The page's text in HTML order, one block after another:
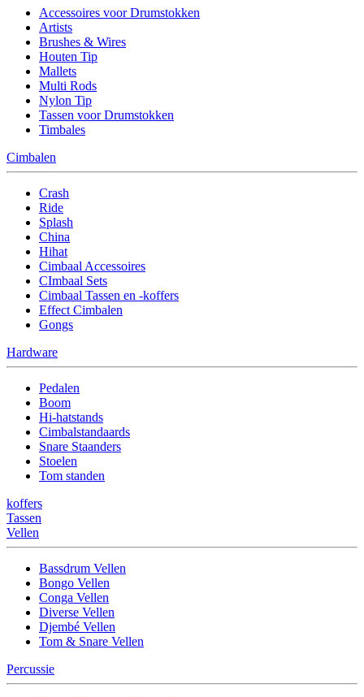
Accessoires voor Drumstokken
Artists
Brushes & Wires
Houten Tip
Mallets
Multi Rods
Nylon Tip
Tassen voor Drumstokken
Timbales
Cimbalen
Crash
Ride
Splash
China
Hihat
Cimbaal Accessoires
CImbaal Sets
Cimbaal Tassen en -koffers
Effect Cimbalen
Gongs
Hardware
Pedalen
Boom
Hi-hatstands
Cimbalstandaards
Snare Staanders
Stoelen
Tom standen
koffers
Tassen
Vellen
Bassdrum Vellen
Bongo Vellen
Conga Vellen
Diverse Vellen
Djembé Vellen
Tom & Snare Vellen
Percussie